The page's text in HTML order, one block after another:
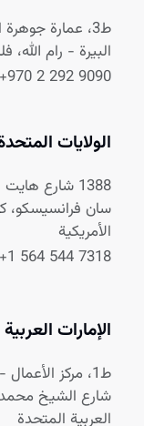
ط3، عمارة جوهرة البيرة، شارع نابلس
البيرة - رام
+970 2 292 9090
الولايات
1388 شارع هايت
الأمريكية
+1 564 544 7318
الإمارات
ط1، مركز الأعمال - SPC
شارع الشيخ محمد
العربية المتحدة